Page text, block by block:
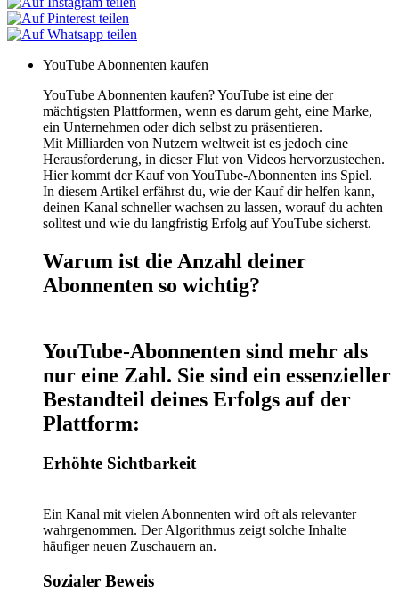
YouTube Abonnenten kaufen
YouTube Abonnenten kaufen? YouTube ist eine der
mächtigsten Plattformen, wenn es darum geht, eine Marke,
ein Unternehmen oder dich selbst zu präsentieren.
Mit Milliarden von Nutzern weltweit ist es jedoch eine
Herausforderung, in dieser Flut von Videos hervorzustechen.
Hier kommt der Kauf von YouTube-Abonnenten ins Spiel.
In diesem Artikel erfährst du, wie der Kauf dir helfen kann,
deinen Kanal schneller wachsen zu lassen, worauf du achten
solltest und wie du langfristig Erfolg auf YouTube sicherst.
Warum ist die Anzahl deiner
Abonnenten so wichtig?
YouTube-Abonnenten sind mehr als
nur eine Zahl. Sie sind ein essenzieller
Bestandteil deines Erfolgs auf der
Plattform:
Erhöhte Sichtbarkeit
Ein Kanal mit vielen Abonnenten wird oft als relevanter
wahrgenommen. Der Algorithmus zeigt solche Inhalte
häufiger neuen Zuschauern an.
Sozialer Beweis